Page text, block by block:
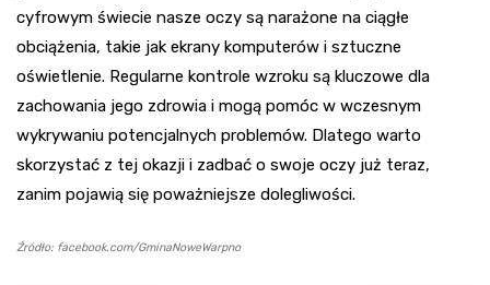
cyfrowym świecie nasze oczy są narażone na ciągłe
obciążenia, takie jak ekrany komputerów i sztuczne
oświetlenie. Regularne kontrole wzroku są kluczowe dla
zachowania jego zdrowia i mogą pomóc w wczesnym
wykrywaniu potencjalnych problemów. Dlatego warto
skorzystać z tej okazji i zadbać o swoje oczy już teraz,
zanim pojawią się poważniejsze dolegliwości.
Źródło: facebook.com/GminaNoweWarpno